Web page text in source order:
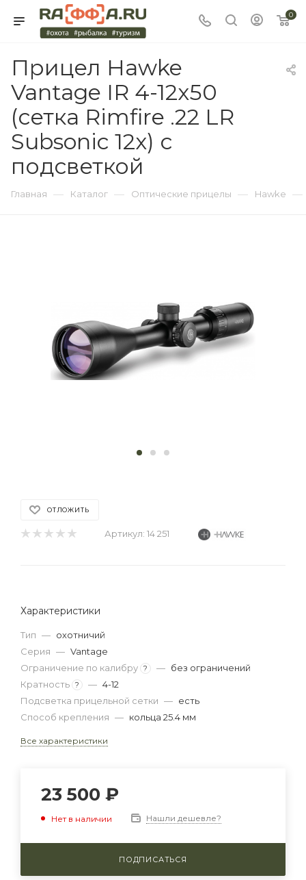
0
Прицел Hawke
Vantage IR 4-12x50
(сетка Rimfire .22 LR
Subsonic 12x) с
подсветкой
Главная — Каталог — Оптические прицелы — Hawke —
ОТЛОЖИТЬ
Артикул: 14 251
Характеристики
Тип — охотничий
Серия — Vantage
Ограничение по калибру ? — без ограничений
Кратность ? — 4-12
Подсветка прицельной сетки — есть
Способ крепления — кольца 25.4 мм
Все характеристики
23 500 ₽
Нет в наличии Нашли дешевле?
ПОДПИСАТЬСЯ